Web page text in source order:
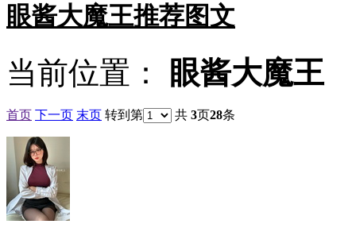
眼酱大魔王推荐图文
当前位置： 眼酱大魔王
首页 下一页 末页 转到第 共 3页28条